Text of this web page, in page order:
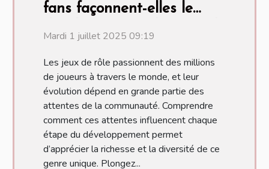
fans façonnent-elles le
rôle ?
Mardi 1 juillet 2025 09:19
Les jeux de rôle passionnent des millions
de joueurs à travers le monde, et leur
évolution dépend en grande partie des
attentes de la communauté. Comprendre
comment ces attentes influencent chaque
étape du développement permet
d’apprécier la richesse et la diversité de ce
genre unique. Plongez...